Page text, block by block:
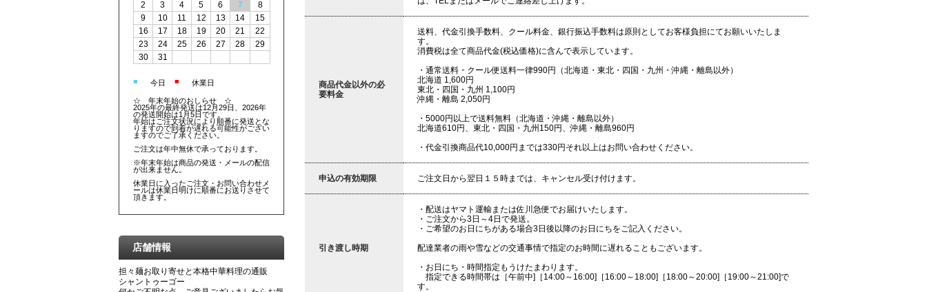
商品代金以外の必
要料金
送料、代金引換手数料、クール料金、銀行振込手数料は原則としてお客様負担にてお願いいたしま
す。
消費税は全て商品代金(税込価格)に含んで表示しています。
・通常送料・クール便送料一律990円（北海道・東北・四国・九州・沖縄・離島以外）
北海道 1,600円
東北・四国・九州 1,100円
沖縄・離島 2,050円
・5000円以上で送料無料（北海道・沖縄・離島以外）
北海道610円、東北・四国・九州150円、沖縄・離島960円
・代金引換商品代10,000円までは330円それ以上はお問い合わせください。
申込の有効期限 ご注文日から翌日１５時までは、キャンセル受け付けます。
引き渡し時期
・配送はヤマト運輸または佐川急便でお届けいたします。
・ご注文から3日～4日で発送。
・ご希望のお日にちがある場合3日後以降のお日にちをご記入ください。
配達業者の雨や雪などの交通事情で指定のお時間に遅れることもございます。
・お日にち・時間指定もうけたまわります。
指定できる時間帯は［午前中]［14:00～16:00]［16:00～18:00]［18:00～20:00]［19:00～21:00]で
す。
2
3 4 5 6 7
8
9
10 11 12 13 14
15
16
17 18 19 20 21
22
23
24 25 26 27 28
29
30
31
■ 今日 ■ 休業日
☆ 年末年始のおしらせ ☆
2025年の最終発送は12月29日、2026年
の発送開始は1月5日です。
年始はご注文状況により順番に発送とな
りますので到着が遅れる可能性がござい
ますのでご了承ください。
ご注文は年中無休で承っております。
※年末年始は商品の発送・メールの配信
が出来ません。
休業日に入ったご注文・お問い合わせメ
ールは休業日明けに順番にお送りさせて
頂きます。
店舗情報
担々麺お取り寄せと本格中華料理の通販
シャントゥーゴー